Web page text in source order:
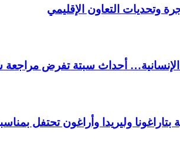
وتحديات التعاون الإقليمي
أحداث سبتة تفرض مراجعة
بتاراغونا وليريدا وأراغون تحتفل